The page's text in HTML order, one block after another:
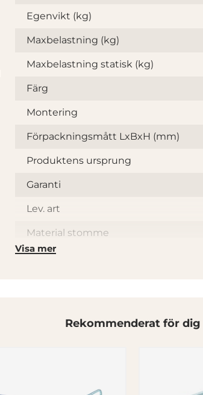
Egenvikt (kg)
Maxbelastning (kg)
Maxbelastning statisk (kg)
Färg
Montering
Förpackningsmått LxBxH (mm)
Produktens ursprung
Garanti
Lev. art
Material stomme
Material hyllplan
Fasta hjul
Visa mer
Rekommenderat för dig